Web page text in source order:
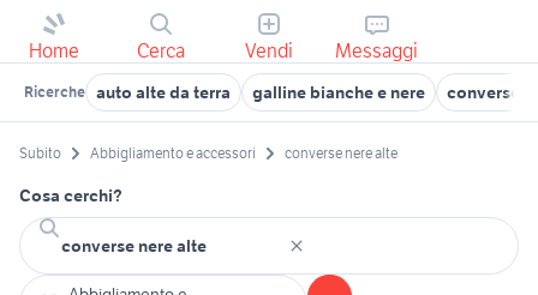
Home Cerca Vendi Messaggi
Ricerche auto alte da terra galline bianche e nere converse
Subito Abbigliamento e accessori converse nere alte
Cosa cerchi?